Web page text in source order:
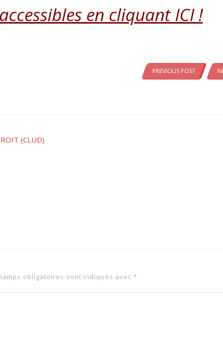
en cliquant ICI !
PREVIOUS POST
(CLUD)
obligatoires sont indiqués avec *